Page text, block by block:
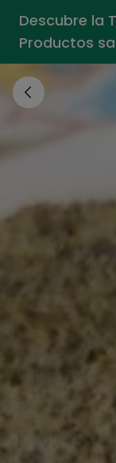
Descubre la
Productos